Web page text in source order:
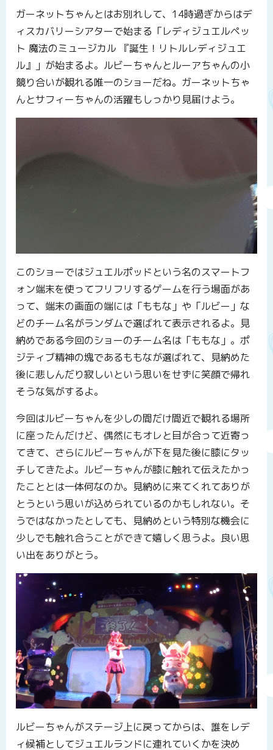
ガーネットちゃんとはお別れして、14時過ぎからはデ
ィスカバリーシアターで始まる「レディジュエルペッ
ト 魔法のミュージカル 『誕生！リトルレディジュエ
ル』」が始まるよ。ルビーちゃんとルーアちゃんの小
競り合いが観れる唯一のショーだね。ガーネットちゃ
んとサフィーちゃんの活躍もしっかり見届けよう。
このショーではジュエルポッドという名のスマートフ
ォン端末を使ってフリフリするゲームを行う場面があ
って、端末の画面の端には「ももな」や「ルビー」な
どのチーム名がランダムで選ばれて表示されるよ。見
納めである今回のショーのチーム名は「ももな」。ポ
ジティブ精神の塊であるももなが選ばれて、見納めた
後に悲しんだり寂しいという思いをせずに笑顔で帰れ
そうな気がするよ。
今回はルビーちゃんを少しの間だけ間近で観れる場所
に座ったんだけど、偶然にもオレと目が合って近寄っ
てきて、さらにルビーちゃんが下を見た後に膝にタッ
チしてきたよ。ルビーちゃんが膝に触れて伝えたかっ
たこととは一体何なのか。見納めに来てくれてありが
とうという思いが込められているのかもしれない。そ
うではなかったとしても、見納めという特別な機会に
少しでも触れ合うことができて嬉しく思うよ。良い思
い出をありがとう。
ルビーちゃんがステージ上に戻ってからは、誰をレデ
ィ候補としてジュエルランドに連れていくかを決め